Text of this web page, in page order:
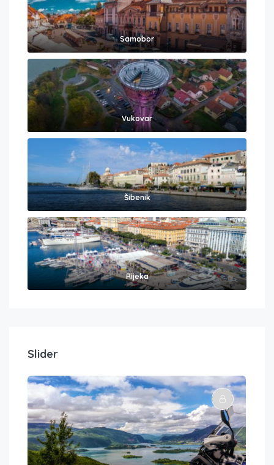
Samobor
Vukovar
Šibenik
Rijeka
Slider